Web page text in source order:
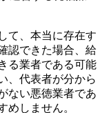
て、本当に存在す
認できた場合、給
る業者である可能
、代表者が分から
ない悪徳業者であ
めしません。